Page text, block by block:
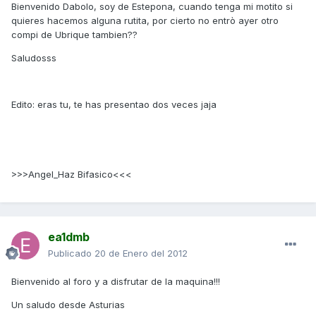
Bienvenido Dabolo, soy de Estepona, cuando tenga mi motito si
quieres hacemos alguna rutita, por cierto no entrò ayer otro
compi de Ubrique tambien??
Saludosss
Edito: eras tu, te has presentao dos veces jaja
>>>Angel_Haz Bifasico<<<
ea1dmb
Publicado 20 de Enero del 2012
Bienvenido al foro y a disfrutar de la maquina!!!
Un saludo desde Asturias